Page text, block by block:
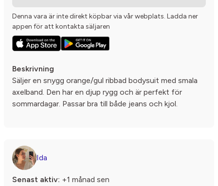
Denna vara är inte direkt köpbar via vår webplats. Ladda ner
appen för att kontakta säljaren
Beskrivning
Säljer en snygg orange/gul ribbad bodysuit med smala
axelband. Den har en djup rygg och är perfekt för
sommardagar. Passar bra till både jeans och kjol.
Ida
Senast aktiv: +1 månad sen